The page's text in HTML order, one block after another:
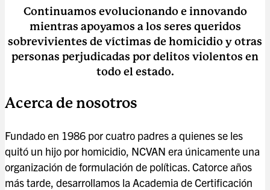
Continuamos evolucionando e innovando
mientras apoyamos a los seres queridos
sobrevivientes de víctimas de homicidio y otras
personas perjudicadas por delitos violentos en
todo el estado.
Acerca de nosotros
Fundado en 1986 por cuatro padres a quienes se les
quitó un hijo por homicidio, NCVAN era únicamente una
organización de formulación de políticas. Catorce años
más tarde, desarrollamos la Academia de Certificación